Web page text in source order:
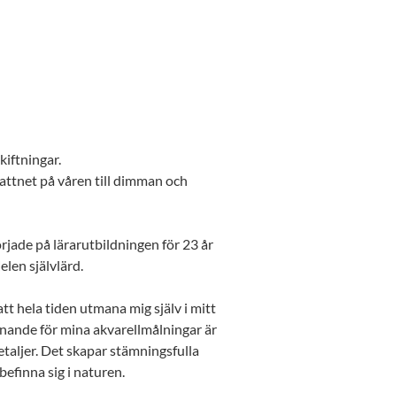
på våren till dimman och
på lärarutbildningen för 23 år
självlärd.
hela tiden utmana mig själv i mitt
för mina akvarellmålningar är
Det skapar stämningsfulla
sig i naturen.